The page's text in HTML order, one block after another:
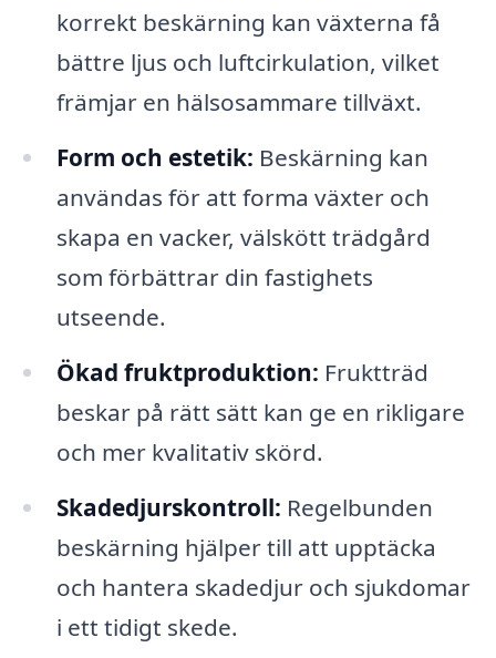
korrekt beskärning kan växterna få
bättre ljus och luftcirkulation, vilket
främjar en hälsosammare tillväxt.
Form och estetik: Beskärning kan
användas för att forma växter och
skapa en vacker, välskött trädgård
som förbättrar din fastighets
utseende.
Ökad fruktproduktion: Fruktträd
beskar på rätt sätt kan ge en rikligare
och mer kvalitativ skörd.
Skadedjurskontroll: Regelbunden
beskärning hjälper till att upptäcka
och hantera skadedjur och sjukdomar
i ett tidigt skede.